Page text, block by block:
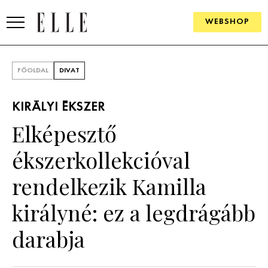
WEBSHOP
SZÉPSÉG
PSZICHÉ
ÉLETMÓD
FŐOLDAL DIVAT
KIRÁLYI ÉKSZER
Elképesztő
ékszerkollekcióval
rendelkezik Kamilla
királyné: ez a legdrágább
darabja